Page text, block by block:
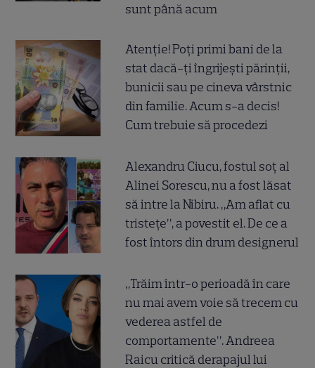
sunt până acum
Atenție! Poți primi bani de la
stat dacă-ți îngrijești părinții,
bunicii sau pe cineva vârstnic
din familie. Acum s-a decis!
Cum trebuie să procedezi
Alexandru Ciucu, fostul soț al
Alinei Sorescu, nu a fost lăsat
să intre la Nibiru. „Am aflat cu
tristețe”, a povestit el. De ce a
fost întors din drum designerul
„Trăim într-o perioadă în care
nu mai avem voie să trecem cu
vederea astfel de
comportamente”. Andreea
Raicu critică derapajul lui